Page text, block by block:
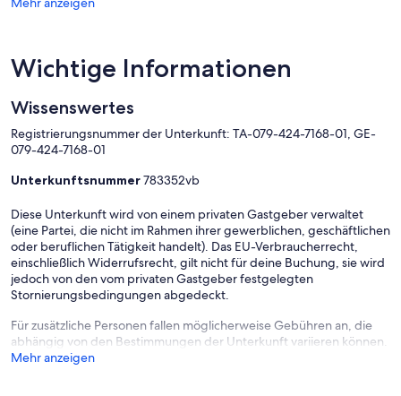
Wichtige Informationen
Wissenswertes
Registrierungsnummer der Unterkunft: TA-079-424-7168-01, GE-
079-424-7168-01
Unterkunftsnummer783352vb
Diese Unterkunft wird von einem privaten Gastgeber verwaltet
(eine Partei, die nicht im Rahmen ihrer gewerblichen, geschäftlichen
oder beruflichen Tätigkeit handelt). Das EU-Verbraucherrecht,
einschließlich Widerrufsrecht, gilt nicht für deine Buchung, sie wird
jedoch von den vom privaten Gastgeber festgelegten
Stornierungsbedingungen abgedeckt.
Für zusätzliche Personen fallen möglicherweise Gebühren an, die
abhängig von den Bestimmungen der Unterkunft variieren können.
Mehr anzeigen